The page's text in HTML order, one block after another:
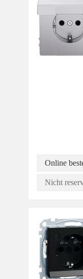
Online
Nicht